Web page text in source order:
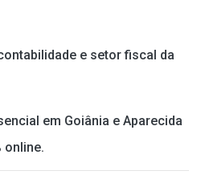
e setor fiscal da
em Goiânia e Aparecida
online.